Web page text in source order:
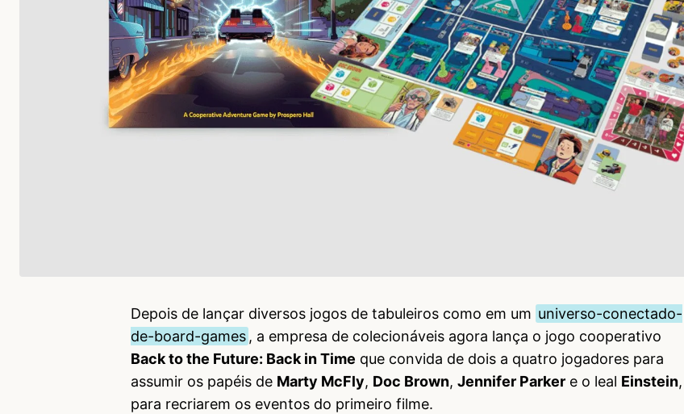
Depois de lançar diversos jogos de tabuleiros como em um universo-conectado-
de-board-games, a empresa de colecionáveis agora lança o jogo cooperativo
Back to the Future: Back in Time que convida de dois a quatro jogadores para
assumir os papéis de Marty McFly, Doc Brown, Jennifer Parker e o leal Einstein,
para recriarem os eventos do primeiro filme.